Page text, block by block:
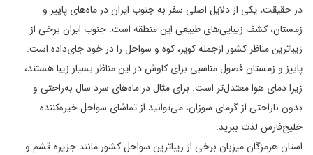
در حقیقت، یکی از دلایل اصلی سفر به جنوب ایران در ماه‌های پاییز و
زمستان، کشف زیبایی‌های طبیعی این منطقه است. جنوب ایران برخی از
زیباترین مناظر کشور ازجمله کویر، کوه و سواحل را در خود جای‌داده است.
پاییز و زمستان فصول مناسبی برای کاوش در این مناظر بسیار زیبا هستند،
زیرا دمای هوا معتدل‌تر است. برای مثال در ماه‌های سرد سال به‌راحتی و
بدون ناراحتی از گرمای سوزان، می‌توانید از تماشای سواحل خیره‌کننده
خلیج‌فارس لذت ببرید.
استان هرمزگان میزبان برخی از زیباترین سواحل کشور مانند جزیره قشم و